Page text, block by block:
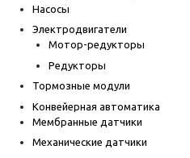
Насосы
Электродвигатели
Мотор-редукторы
Редукторы
Тормозные модули
Конвейерная автоматика
Мембранные датчики
Механические датчики